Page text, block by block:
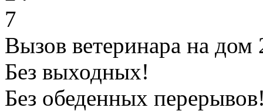
Вызов ветеринара на дом
Без выходных!
Без обеденных